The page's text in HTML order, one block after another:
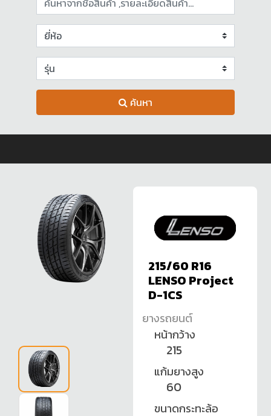
ค้นหา
215/60 R16
LENSO Project
D-1CS
ยางรถยนต์
หน้ากว้าง
215
แก้มยางสูง
60
ขนาดกระทะล้อ